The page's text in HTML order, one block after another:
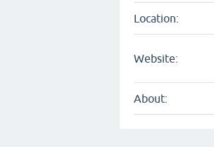
Location:
Website:
About: